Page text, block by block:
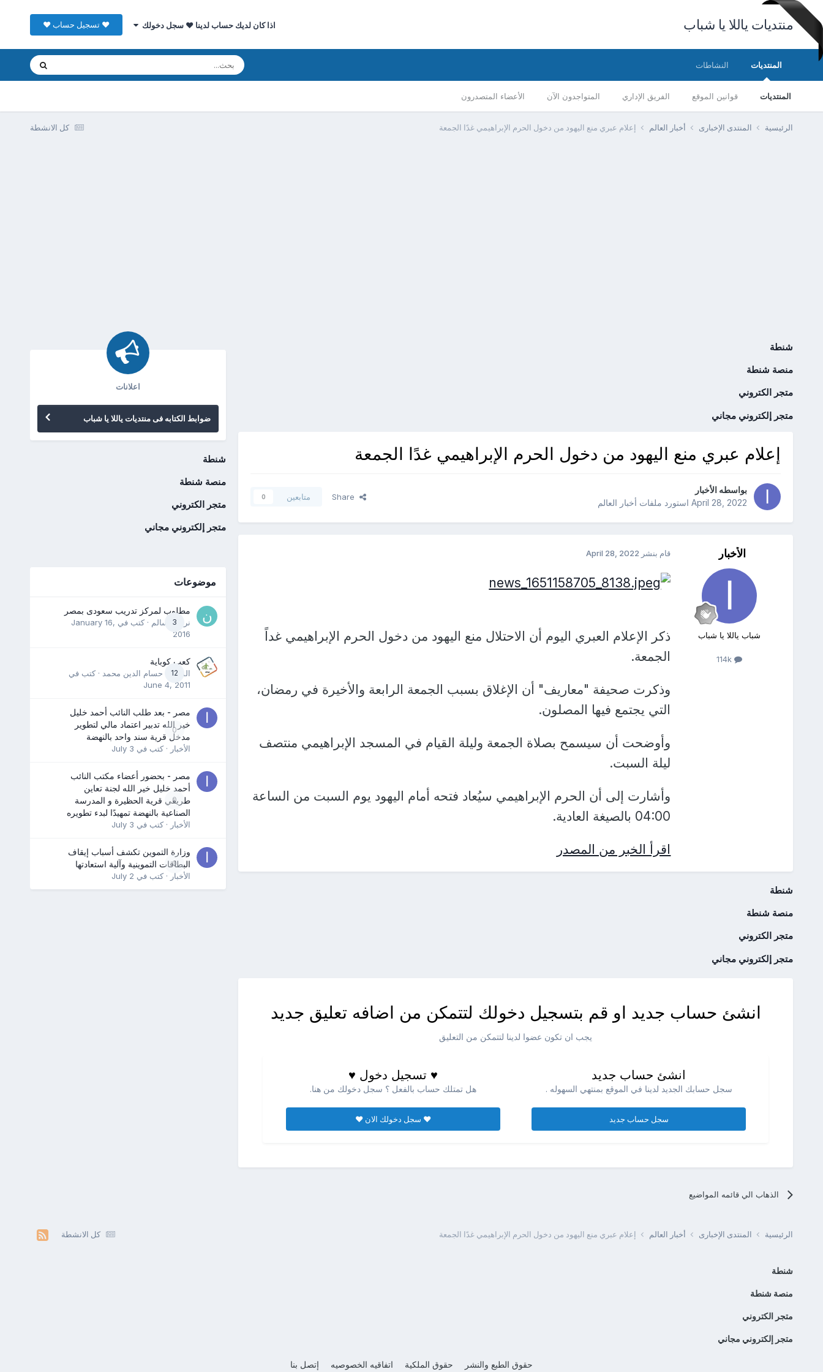
منتديات ياللا يا شباب اذا كان لديك حساب لدينا ♥ سجل دخولك ♥ تسجيل حساب ♥
المنتديات
المنتديات قوانين الموقع الفريق الإداري المتواجدون الآن الأعضاء المتصدرون
النشاطات
كل الانشطة الرئيسية المنتدى الإخبارى أخبار العالم إعلام عبري منع اليهود من دخول الحرم الإبراهيمي غدًا الجمعة
شنطة
منصة شنطة
متجر الكتروني
متجر إلكتروني مجاني
إعلام عبري منع اليهود من دخول الحرم الإبراهيمي غدًا الجمعة
بواسطه الأخبار
April 28, 2022استورد ملفات أخبار العالم
Share متابعين 0
الأخبار
شباب ياللا يا شباب
114k
قام بنشر April 28, 2022
ذكر الإعلام العبري اليوم أن الاحتلال منع اليهود من دخول الحرم الإبراهيمي غداً
الجمعة.
وذكرت صحيفة "معاريف" أن الإغلاق بسبب الجمعة الرابعة والأخيرة في رمضان،
التي يجتمع فيها المصلون.
وأوضحت أن سيسمح بصلاة الجمعة وليلة القيام في المسجد الإبراهيمي منتصف
ليلة السبت.
وأشارت إلى أن الحرم الإبراهيمي سيُعاد فتحه أمام اليهود يوم السبت من الساعة
04:00 بالصيغة العادية.
اقرأ الخبر من المصدر
شنطة
منصة شنطة
متجر الكتروني
متجر إلكتروني مجاني
انشئ حساب جديد او قم بتسجيل دخولك لتتمكن من اضافه تعليق جديد
يجب ان تكون عضوا لدينا لتتمكن من التعليق
انشئ حساب جديد
سجل حسابك الجديد لدينا في الموقع بمنتهي السهوله .
سجل حساب جديد
♥ تسجيل دخول ♥
هل تمتلك حساب بالفعل ؟ سجل دخولك من هنا.
♥ سجل دخولك الان ♥
الذهاب الي قائمه المواضيع
اعلانات
ضوابط الكتابه فى منتديات ياللا يا شباب
شنطة
منصة شنطة
متجر الكتروني
متجر إلكتروني مجاني
موضوعات
3
مطلوب لمركز تدريب سعودى بمصر
نرمين سالم · كتب في January 16,
2016
12
كعب كوباية
المدرب حسام الدين محمد · كتب في
June 4, 2011
0
مصر - بعد طلب النائب أحمد خليل
خير الله تدبير اعتماد مالي لتطوير
مدخل قرية سند واحد بالنهضة
الأخبار · كتب في July 3
0
مصر - بحضور أعضاء مكتب النائب
أحمد خليل خير الله لجنة تعاين
طريقي قرية الحظيرة و المدرسة
الصناعية بالنهضة تمهيدًا لبدء تطويره
الأخبار · كتب في July 3
0
وزارة التموين تكشف أسباب إيقاف
البطاقات التموينية وآلية استعادتها
الأخبار · كتب في July 2
كل الانشطة الرئيسية المنتدى الإخبارى أخبار العالم إعلام عبري منع اليهود من دخول الحرم الإبراهيمي غدًا الجمعة
شنطة
منصة شنطة
متجر الكتروني
متجر إلكتروني مجاني
حقوق الطبع والنشر حقوق الملكية اتفاقيه الخصوصيه إتصل بنا